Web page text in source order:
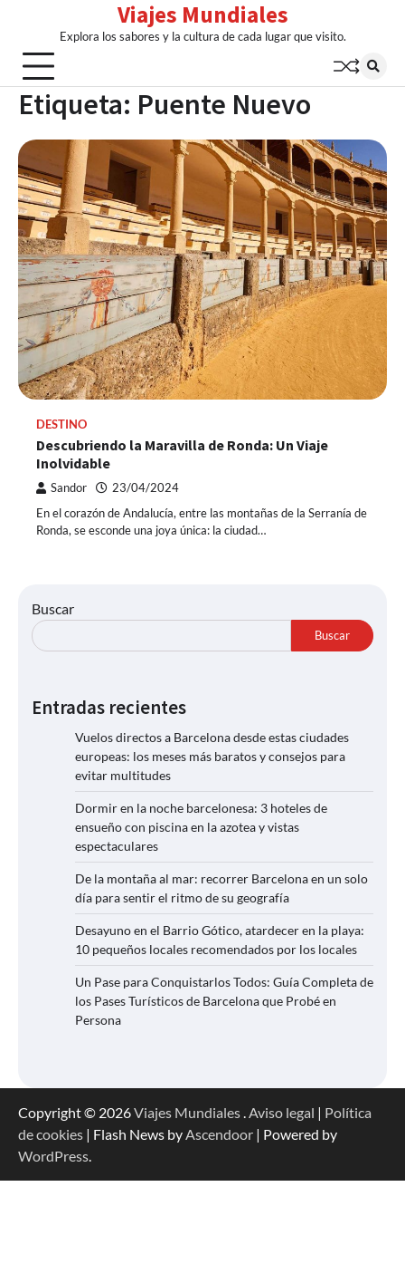
content
Viajes Mundiales
Explora los sabores y la cultura de cada lugar que visito.
Etiqueta: Puente Nuevo
DESTINO
Descubriendo la Maravilla de Ronda: Un Viaje
Inolvidable
Sandor 23/04/2024
En el corazón de Andalucía, entre las montañas de la Serranía de
Ronda, se esconde una joya única: la ciudad…
Buscar
Buscar
Entradas recientes
Vuelos directos a Barcelona desde estas ciudades
europeas: los meses más baratos y consejos para
evitar multitudes
Dormir en la noche barcelonesa: 3 hoteles de
ensueño con piscina en la azotea y vistas
espectaculares
De la montaña al mar: recorrer Barcelona en un solo
día para sentir el ritmo de su geografía
Desayuno en el Barrio Gótico, atardecer en la playa:
10 pequeños locales recomendados por los locales
Un Pase para Conquistarlos Todos: Guía Completa de
los Pases Turísticos de Barcelona que Probé en
Persona
Copyright © 2026Viajes Mundiales.Aviso legal | Política
de cookies | Flash News byAscendoor | Powered by
WordPress.